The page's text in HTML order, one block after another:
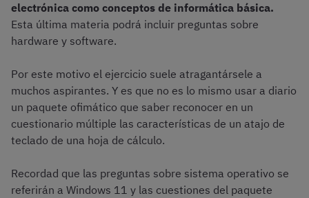
electrónica como conceptos de informática básica.
Esta última materia podrá incluir preguntas sobre
hardware y software.
Por este motivo el ejercicio suele atragantársele a
muchos aspirantes. Y es que no es lo mismo usar a diario
un paquete ofimático que saber reconocer en un
cuestionario múltiple las características de un atajo de
teclado de una hoja de cálculo.
Recordad que las preguntas sobre sistema operativo se
referirán a Windows 11 y las cuestiones del paquete